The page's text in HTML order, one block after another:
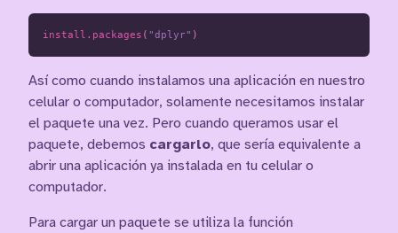
install.packages ( "dplyr" )
Así como cuando instalamos una aplicación en nuestro
celular o computador, solamente necesitamos instalar
el paquete una vez. Pero cuando queramos usar el
paquete, debemos cargarlo, que sería equivalente a
abrir una aplicación ya instalada en tu celular o
computador.
Para cargar un paquete se utiliza la función